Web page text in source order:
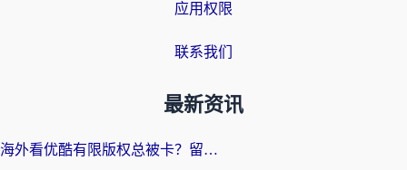
应用权限
联系我们
最新资讯
海外看优酷有限版权总被卡？留学生亲测有效的回国加速器选择指南